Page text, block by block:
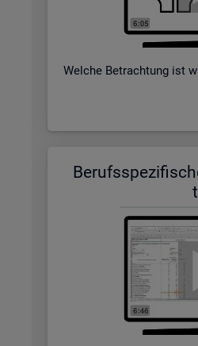
Wel­che Be­trach­tung ist